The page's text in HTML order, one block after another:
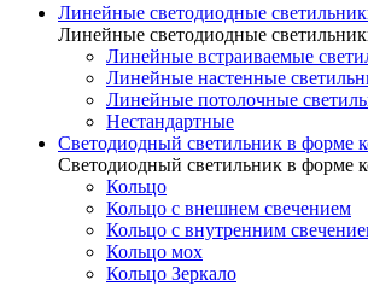
Линейные светодиодные
Линейные светодиодные
Линейные встраиваемые
Линейные настенные
Линейные потолочные
Нестандартные
Светодиодный светильник в форме
Светодиодный светильник в форме
Кольцо
Кольцо с внешнем свечением
Кольцо с внутренним
Кольцо мох
Кольцо Зеркало